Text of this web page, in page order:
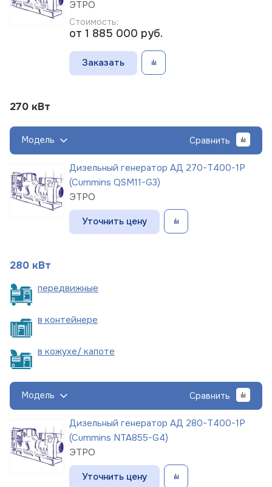
ЭТРО
Стоимость:
от 1 885 000 руб.
Заказать
270 кВт
Модель Сравнить
Дизельный генератор АД 270-Т400-1Р
(Cummins QSM11-G3)
ЭТРО
Уточнить цену
280 кВт
передвижные
в контейнере
в кожухе/ капоте
Модель Сравнить
Дизельный генератор АД 280-Т400-1Р
(Cummins NTA855-G4)
ЭТРО
Уточнить цену